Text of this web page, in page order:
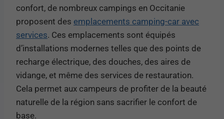
confort, de nombreux campings en Occitanie
proposent des emplacements camping-car avec
services. Ces emplacements sont équipés
d’installations modernes telles que des points de
recharge électrique, des douches, des aires de
vidange, et même des services de restauration.
Cela permet aux campeurs de profiter de la beauté
naturelle de la région sans sacrifier le confort de
base.